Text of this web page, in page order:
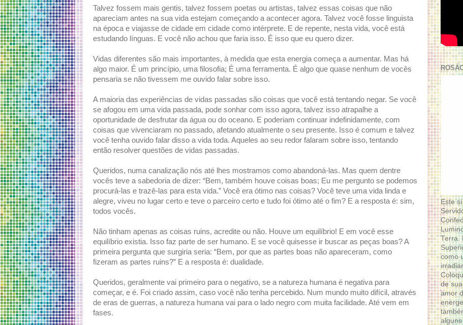
Talvez fossem mais gentis, talvez fossem poetas ou artistas, talvez essas coisas que não
apareciam antes na sua vida estejam começando a acontecer agora. Talvez você fosse linguista
na época e viajasse de cidade em cidade como intérprete. E de repente, nesta vida, você está
estudando línguas. E você não achou que faria isso. É isso que eu quero dizer.
Vidas diferentes são mais importantes, à medida que esta energia começa a aumentar. Mas há
algo maior. É um princípio, uma filosofia; É uma ferramenta. É algo que quase nenhum de vocês
pensaria se não tivessem me ouvido falar sobre isso.
A maioria das experiências de vidas passadas são coisas que você está tentando negar. Se você
se afogou em uma vida passada, pode sonhar com isso agora, talvez isso atrapalhe a
oportunidade de desfrutar da água ou do oceano. E poderiam continuar indefinidamente, com
coisas que vivenciaram no passado, afetando atualmente o seu presente. Isso é comum e talvez
você tenha ouvido falar disso a vida toda. Aqueles ao seu redor falaram sobre isso, tentando
então resolver questões de vidas passadas.
Queridos, numa canalização nós até lhes mostramos como abandoná-las. Mas quem dentre
vocês teve a sabedoria de dizer: “Bem, também houve coisas boas; Eu me pergunto se podemos
procurá-las e trazê-las para esta vida.” Você era ótimo nas coisas? Você teve uma vida linda e
alegre, viveu no lugar certo e teve o parceiro certo e tudo foi ótimo até o fim? E a resposta é: sim,
todos vocês.
Não tinham apenas as coisas ruins, acredite ou não. Houve um equilíbrio! E em você esse
equilíbrio existia. Isso faz parte de ser humano. E se você quisesse ir buscar as peças boas? A
primeira pergunta que surgiria seria: “Bem, por que as partes boas não apareceram, como
fizeram as partes ruins?” E a resposta é: dualidade.
Queridos, geralmente vai primeiro para o negativo, se a natureza humana é negativa para
começar, e é. Foi criado assim, caso você não tenha percebido. Num mundo muito difícil, através
de eras de guerras, a natureza humana vai para o lado negro com muita facilidade. Até vem em
fases.
Este
Terra.
como
de
amor